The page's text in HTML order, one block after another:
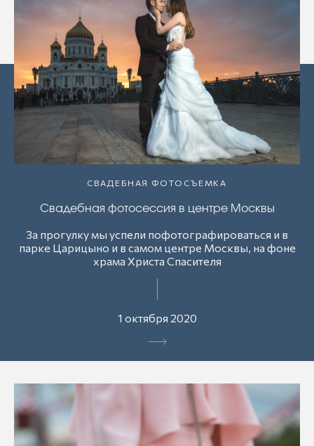
СВАДЕБНАЯ ФОТОСЪЕМКА
Свадебная фотосессия в центре Москвы
За прогулку мы успели пофотографироваться и в
парке Царицыно и в самом центре Москвы, на фоне
храма Христа Спасителя
1 октября 2020